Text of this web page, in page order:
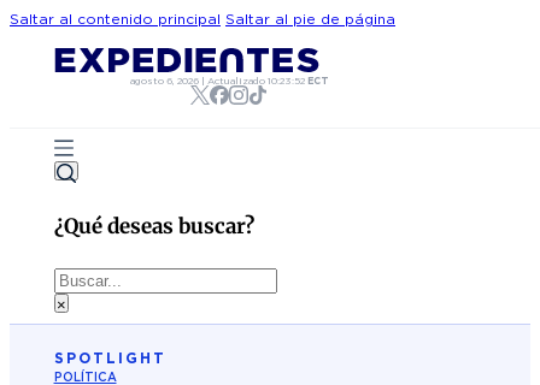
Saltar al contenido principal Saltar al pie de página
agosto 6, 2026| Actualizado 10:23:52 ECT
¿Qué deseas buscar?
Buscar
×
SPOTLIGHT
POLÍTICA